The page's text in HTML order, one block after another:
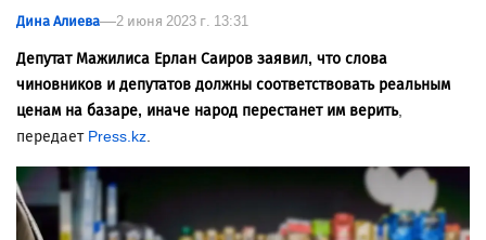
Дина Алиева 2 июня 2023 г. 13:31
Депутат Мажилиса Ерлан Саиров заявил, что слова
чиновников и депутатов должны соответствовать реальным
ценам на базаре, иначе народ перестанет им верить,
передает Press.kz.